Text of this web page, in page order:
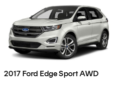
2017 Ford Edge Sport AWD